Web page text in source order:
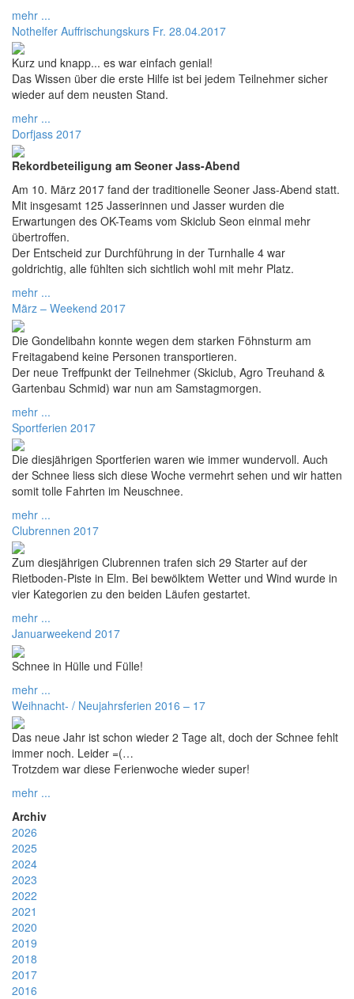
mehr ...
Nothelfer Auffrischungskurs Fr. 28.04.2017
Kurz und knapp... es war einfach genial!
Das Wissen über die erste Hilfe ist bei jedem Teilnehmer sicher
wieder auf dem neusten Stand.
mehr ...
Dorfjass 2017
Rekordbeteiligung am Seoner Jass-Abend
Am 10. März 2017 fand der traditionelle Seoner Jass-Abend statt.
Mit insgesamt 125 Jasserinnen und Jasser wurden die
Erwartungen des OK-Teams vom Skiclub Seon einmal mehr
übertroffen.
Der Entscheid zur Durchführung in der Turnhalle 4 war
goldrichtig, alle fühlten sich sichtlich wohl mit mehr Platz.
mehr ...
März – Weekend 2017
Die Gondelibahn konnte wegen dem starken Föhnsturm am
Freitagabend keine Personen transportieren.
Der neue Treffpunkt der Teilnehmer (Skiclub, Agro Treuhand &
Gartenbau Schmid) war nun am Samstagmorgen.
mehr ...
Sportferien 2017
Die diesjährigen Sportferien waren wie immer wundervoll. Auch
der Schnee liess sich diese Woche vermehrt sehen und wir hatten
somit tolle Fahrten im Neuschnee.
mehr ...
Clubrennen 2017
Zum diesjährigen Clubrennen trafen sich 29 Starter auf der
Rietboden-Piste in Elm. Bei bewölktem Wetter und Wind wurde in
vier Kategorien zu den beiden Läufen gestartet.
mehr ...
Januarweekend 2017
Schnee in Hülle und Fülle!
mehr ...
Weihnacht- / Neujahrsferien 2016 – 17
Das neue Jahr ist schon wieder 2 Tage alt, doch der Schnee fehlt
immer noch. Leider =(…
Trotzdem war diese Ferienwoche wieder super!
mehr ...
Archiv
2026
2025
2024
2023
2022
2021
2020
2019
2018
2017
2016